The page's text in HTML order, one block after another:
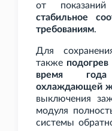
от показаний
стабильное
требованиям.
Для
также подогрев
время
охлаждающей
выключения
модуля
системы